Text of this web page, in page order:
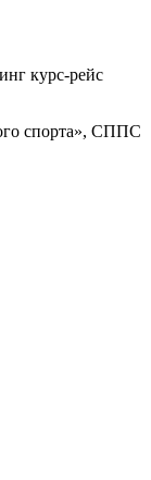
курс-рейс
спорта», СППС